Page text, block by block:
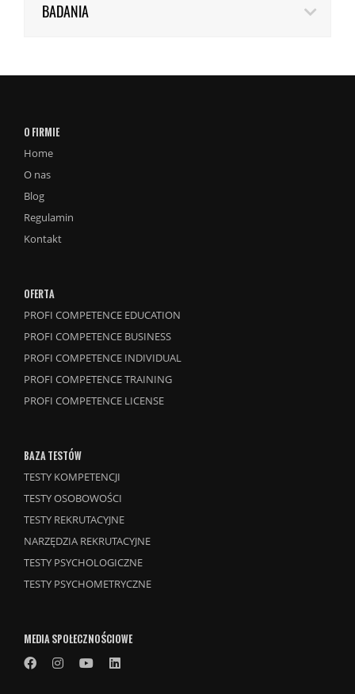
BADANIA
O FIRMIE
Home
O nas
Blog
Regulamin
Kontakt
OFERTA
PROFI COMPETENCE EDUCATION
PROFI COMPETENCE BUSINESS
PROFI COMPETENCE INDIVIDUAL
PROFI COMPETENCE TRAINING
PROFI COMPETENCE LICENSE
BAZA TESTÓW
TESTY KOMPETENCJI
TESTY OSOBOWOŚCI
TESTY REKRUTACYJNE
NARZĘDZIA REKRUTACYJNE
TESTY PSYCHOLOGICZNE
TESTY PSYCHOMETRYCZNE
MEDIA SPOŁECZNOŚCIOWE